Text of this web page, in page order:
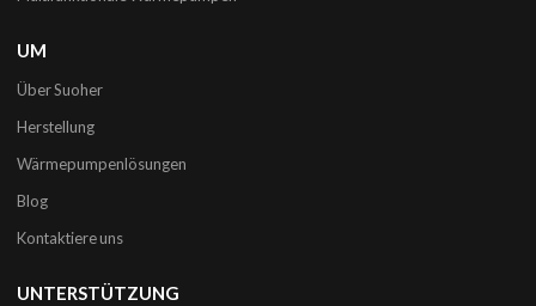
UM
Über Suoher
Herstellung
Wärmepumpenlösungen
Blog
Kontaktiere uns
UNTERSTÜTZUNG